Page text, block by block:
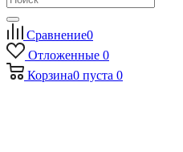
Сравнение0
Отложенные 0
Корзина0 пуста 0